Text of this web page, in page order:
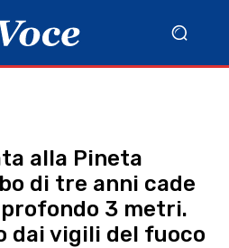
alla Pineta
di tre anni cade
3 metri.
dai vigili del fuoco